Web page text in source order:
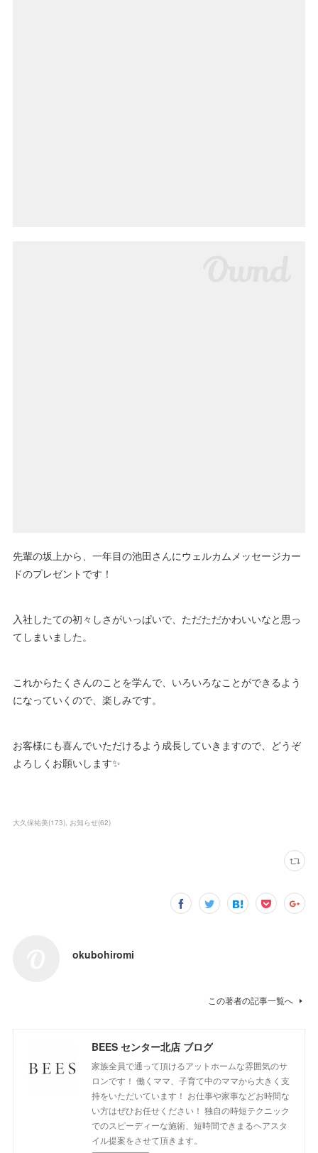
先輩の坂上から、一年目の池田さんにウェルカムメッセージカー
ドのプレゼントです！
入社したての初々しさがいっぱいで、ただただかわいいなと思っ
てしまいました。
これからたくさんのことを学んで、いろいろなことができるよう
になっていくので、楽しみです。
お客様にも喜んでいただけるよう成長していきますので、どうぞ
よろしくお願いします✨
大久保祐美(173) お知らせ(62)
okubohiromi
この著者の記事一覧へ
BEES センター北店 ブログ
家族全員で通って頂けるアットホームな雰囲気のサ
ロンです！ 働くママ、子育て中のママから大きく支
持をいただいています！ お仕事や家事などお時間な
い方はぜひお任せください！ 独自の時短テクニック
でのスピーディーな施術、短時間できまるヘアスタ
イル提案をさせて頂きます。